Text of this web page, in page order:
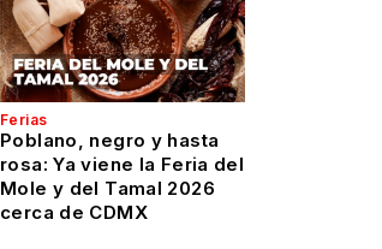
Ferias
Poblano, negro y hasta
rosa: Ya viene la Feria del
Mole y del Tamal 2026
cerca de CDMX